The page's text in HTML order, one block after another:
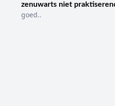
zenuwarts niet
goed..